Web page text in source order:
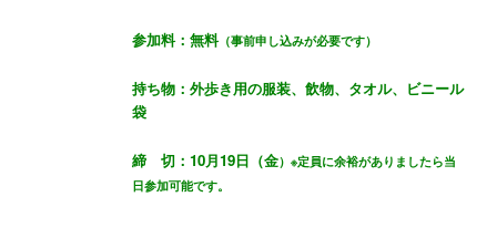
参加料：無料（事前申し込みが必要です）
持ち物：外歩き用の服装、飲物、タオル、ビニール
袋
締 切：10月19日（金）※定員に余裕がありましたら当
日参加可能です。